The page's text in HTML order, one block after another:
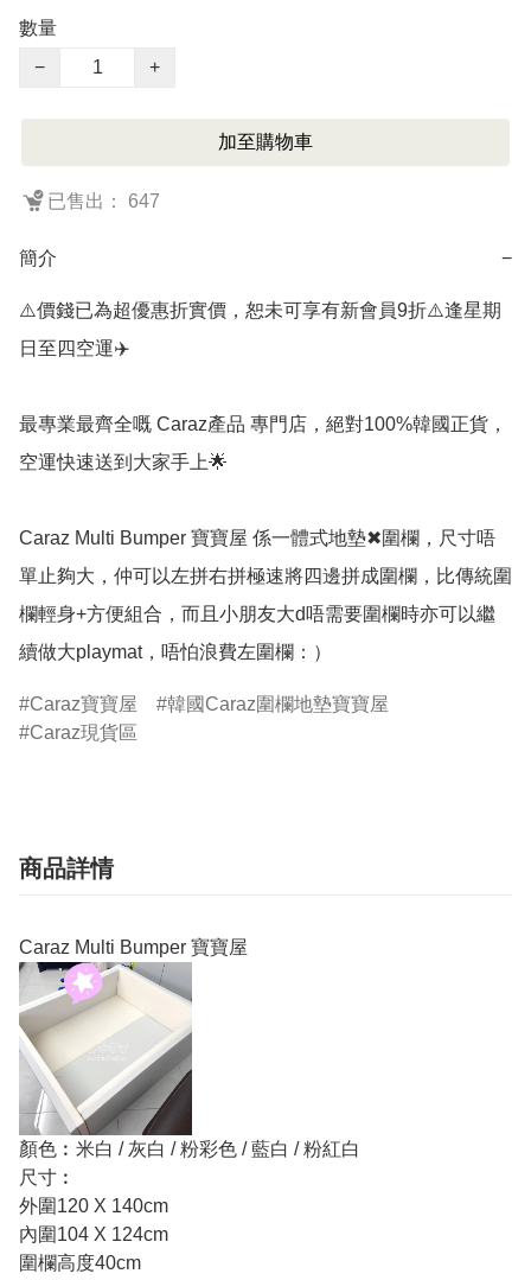
數量
−
+
加至購物車
已售出： 647
簡介 −
⚠️價錢已為超優惠折實價，恕未可享有新會員9折⚠️逢星期
日至四空運✈️
最專業最齊全嘅 Caraz產品 專門店，絕對100%韓國正貨，
空運快速送到大家手上🌟
Caraz Multi Bumper 寶寶屋 係一體式地墊✖圍欄，尺寸唔
單止夠大，仲可以左拼右拼極速將四邊拼成圍欄，比傳統圍
欄輕身+方便組合，而且小朋友大d唔需要圍欄時亦可以繼
續做大playmat，唔怕浪費左圍欄：）
Caraz寶寶屋
韓國Caraz圍欄地墊寶寶屋
Caraz現貨區
商品詳情
Caraz Multi Bumper 寶寶屋
顏色︰米白 / 灰白 / 粉彩色 / 藍白 / 粉紅白
尺寸︰
外圍120 X 140cm
內圍104 X 124cm
圍欄高度40cm